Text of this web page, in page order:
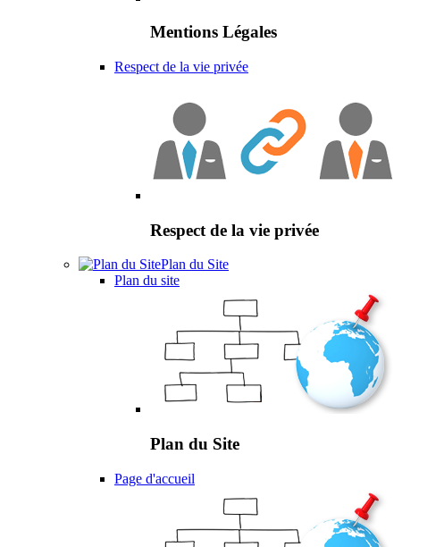
Mentions Légales
Respect de la vie privée
Respect de la vie privée
Plan du Site
Plan du site
Plan du Site
Page d'accueil